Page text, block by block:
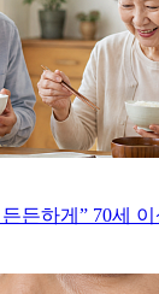
든하게” 70세